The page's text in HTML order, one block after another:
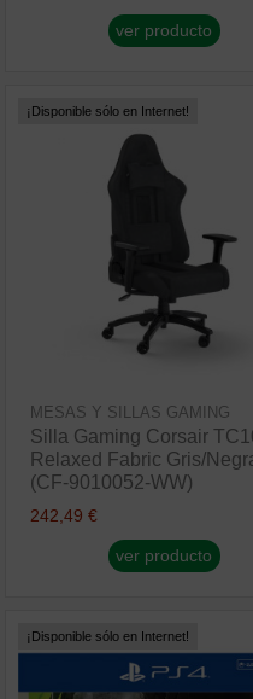
ver producto
¡Disponible sólo en Internet!
MESAS Y SILLAS GAMING
Silla Gaming Corsair
Relaxed Fabric Gris/
(CF-9010052-WW)
242,49 €
ver producto
¡Disponible sólo en Internet!